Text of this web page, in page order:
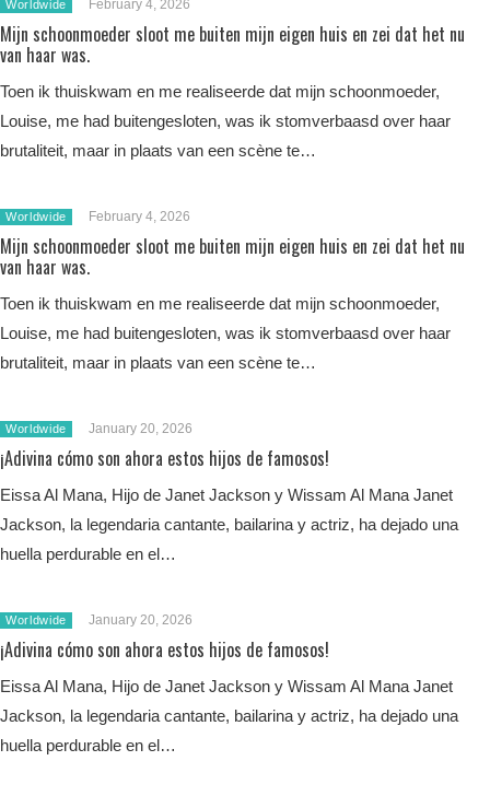
Worldwide February 4, 2026
Mijn schoonmoeder sloot me buiten mijn eigen huis en zei dat het nu
van haar was.
Toen ik thuiskwam en me realiseerde dat mijn schoonmoeder,
Louise, me had buitengesloten, was ik stomverbaasd over haar
brutaliteit, maar in plaats van een scène te…
Worldwide February 4, 2026
Mijn schoonmoeder sloot me buiten mijn eigen huis en zei dat het nu
van haar was.
Toen ik thuiskwam en me realiseerde dat mijn schoonmoeder,
Louise, me had buitengesloten, was ik stomverbaasd over haar
brutaliteit, maar in plaats van een scène te…
Worldwide January 20, 2026
¡Adivina cómo son ahora estos hijos de famosos!
Eissa Al Mana, Hijo de Janet Jackson y Wissam Al Mana Janet
Jackson, la legendaria cantante, bailarina y actriz, ha dejado una
huella perdurable en el…
Worldwide January 20, 2026
¡Adivina cómo son ahora estos hijos de famosos!
Eissa Al Mana, Hijo de Janet Jackson y Wissam Al Mana Janet
Jackson, la legendaria cantante, bailarina y actriz, ha dejado una
huella perdurable en el…